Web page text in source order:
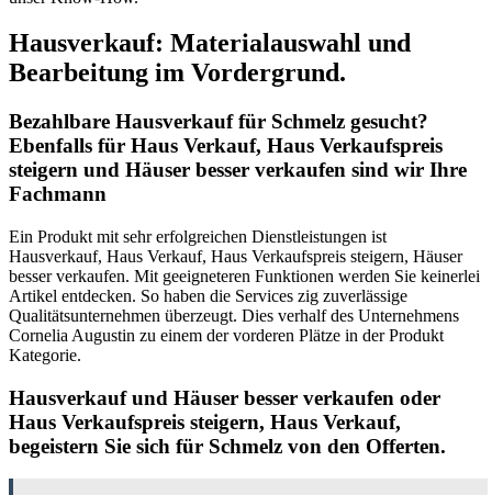
Hausverkauf: Materialauswahl und
Bearbeitung im Vordergrund.
Bezahlbare Hausverkauf für Schmelz gesucht?
Ebenfalls für Haus Verkauf, Haus Verkaufspreis
steigern und Häuser besser verkaufen sind wir Ihre
Fachmann
Ein Produkt mit sehr erfolgreichen Dienstleistungen ist
Hausverkauf, Haus Verkauf, Haus Verkaufspreis steigern, Häuser
besser verkaufen. Mit geeigneteren Funktionen werden Sie keinerlei
Artikel entdecken. So haben die Services zig zuverlässige
Qualitätsunternehmen überzeugt. Dies verhalf des Unternehmens
Cornelia Augustin zu einem der vorderen Plätze in der Produkt
Kategorie.
Hausverkauf und Häuser besser verkaufen oder
Haus Verkaufspreis steigern, Haus Verkauf,
begeistern Sie sich für Schmelz von den Offerten.